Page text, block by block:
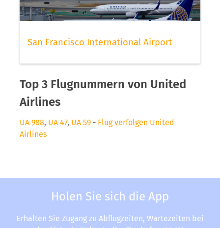
San Francisco International Airport
Top 3 Flugnummern von United
Airlines
UA 988, UA 47, UA 59 - Flug verfolgen United
Airlines
Holen Sie sich die App
Erhalten Sie Zugang zu Abflugzeiten, Wartezeiten bei